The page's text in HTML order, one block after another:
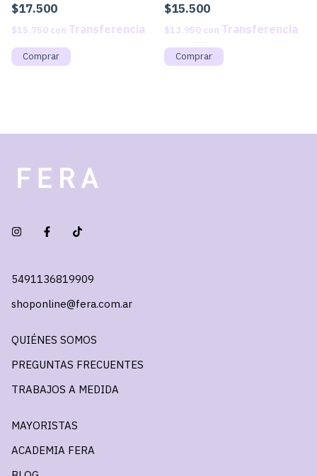
$17.500
$15.750 con
$15.500
$13.950 con
5491136819909
shoponline@fera.com.ar
QUIÉNES SOMOS
PREGUNTAS FRECUENTES
TRABAJOS A MEDIDA
MAYORISTAS
ACADEMIA FERA